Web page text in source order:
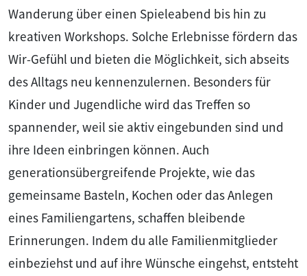
Wanderung über einen Spieleabend bis hin zu
kreativen Workshops. Solche Erlebnisse fördern das
Wir-Gefühl und bieten die Möglichkeit, sich abseits
des Alltags neu kennenzulernen. Besonders für
Kinder und Jugendliche wird das Treffen so
spannender, weil sie aktiv eingebunden sind und
ihre Ideen einbringen können. Auch
generationsübergreifende Projekte, wie das
gemeinsame Basteln, Kochen oder das Anlegen
eines Familiengartens, schaffen bleibende
Erinnerungen. Indem du alle Familienmitglieder
einbeziehst und auf ihre Wünsche eingehst, entsteht